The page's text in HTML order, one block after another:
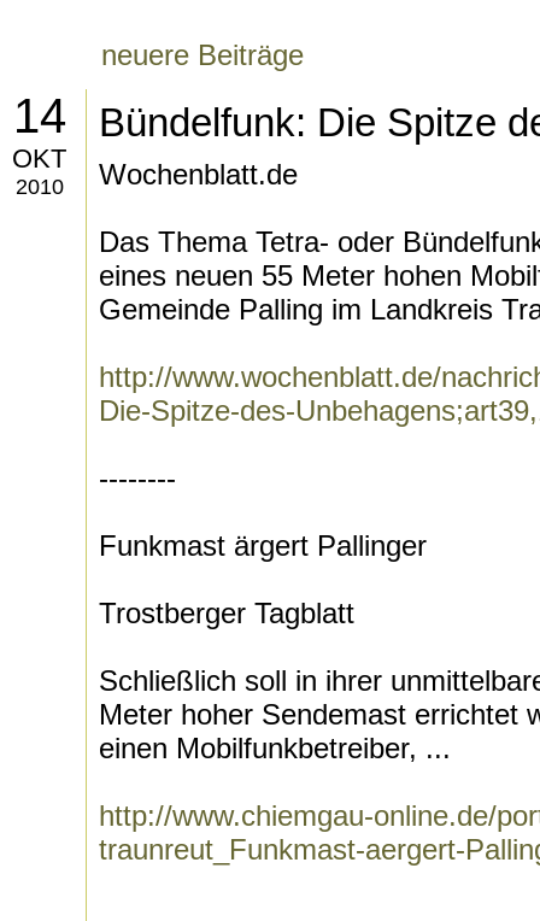
neuere Beiträge
14
OKT
2010
Bündelfunk: Die Spitze
Wochenblatt.de
Das Thema Tetra- oder
eines neuen 55 Meter hohen
Gemeinde Palling im Landkreis
http://www.wochenblatt.de/
Die-Spitze-des-
--------
Funkmast ärgert Pallinger
Trostberger Tagblatt
Schließlich soll in ihrer
Meter hoher Sendemast errichtet
einen Mobilfunkbetreiber, ...
http://www.chiemgau-online.de/
traunreut_Funkmast-aergert-